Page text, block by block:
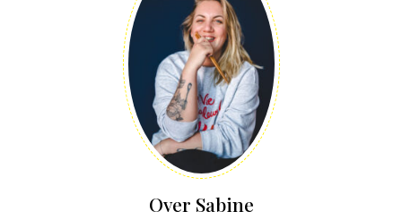
Over Sabine